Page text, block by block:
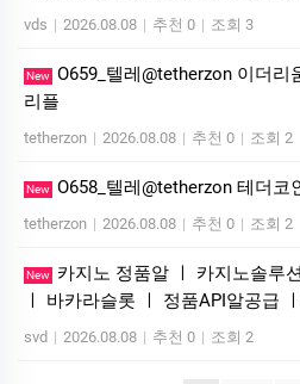
vds | 2026.08.08 | 추천 0 | 조회 3
New O659_텔레@tetherzon 이더
리플
tetherzon | 2026.08.08 | 추천 0 | 조회 2
New O658_텔레@tetherzon 테더코
tetherzon | 2026.08.08 | 추천 0 | 조회 2
New
카지노 정품알 ㅣ 카지노솔루
ㅣ 바카라슬롯 ㅣ 정품API알공급
svd | 2026.08.08 | 추천 0 | 조회 2